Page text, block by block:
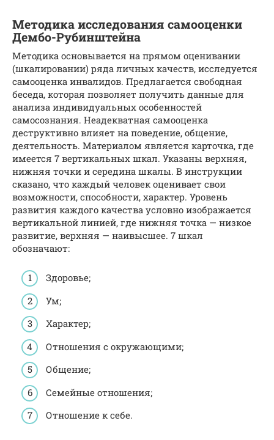
Методика исследования самооценки
Дембо-Рубинштейна
Методика основывается на прямом оценивании
(шкалировании) ряда личных качеств, исследуется
самооценка инвалидов. Предлагается свободная
беседа, которая позволяет получить данные для
анализа индивидуальных особенностей
самосознания. Неадекватная самооценка
деструктивно влияет на поведение, общение,
деятельность. Материалом является карточка, где
имеется 7 вертикальных шкал. Указаны верхняя,
нижняя точки и середина шкалы. В инструкции
сказано, что каждый человек оценивает свои
возможности, способности, характер. Уровень
развития каждого качества условно изображается
вертикальной линией, где нижняя точка — низкое
развитие, верхняя — наивысшее. 7 шкал
обозначают:
Здоровье;
Ум;
Характер;
Отношения с окружающими;
Общение;
Семейные отношения;
Отношение к себе.